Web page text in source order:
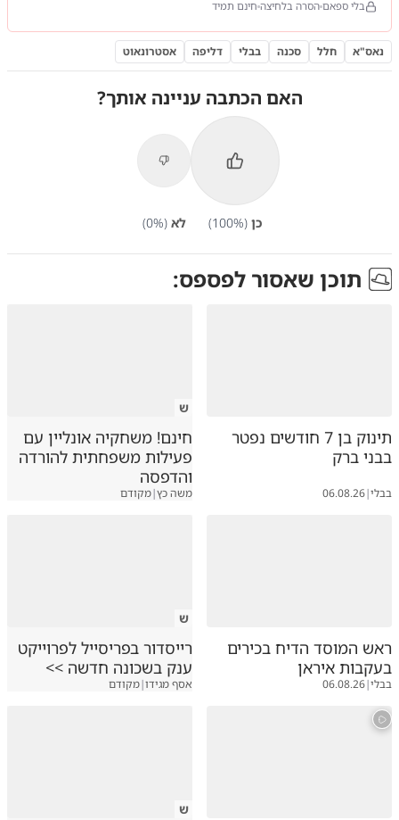
בלי ספאם הסרה בלחיצה חינם תמיד
נאס"א חלל סכנה בבלי דליפה אסטרונאוט
האם הכתבה עניינה אותך?
כן (
100%) לא (
0%)
תוכן שאסור לפספס:
תינוק בן 7 חודשים נפטר
בבני ברק
בבלי|
06.08.26
ש
חינם! משחקיה אונליין עם
פעילות משפחתית להורדה
והדפסה
משה כץ|מקודם
ראש המוסד הדיח בכירים
בעקבות איראן
בבלי|
06.08.26
ש
רייסדור בפריסייל לפרוייקט
ענק בשכונה חדשה >>
אסף מגידו|מקודם
ש